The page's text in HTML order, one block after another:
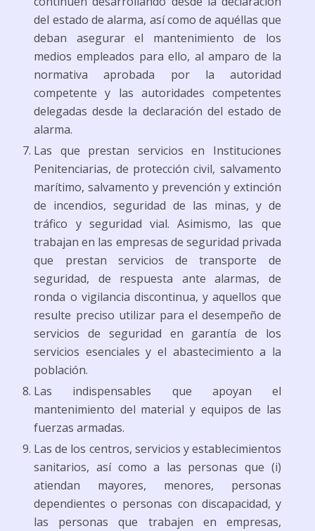
del estado de alarma, así como de aquéllas que
deban asegurar el mantenimiento de los
medios empleados para ello, al amparo de la
normativa aprobada por la autoridad
competente y las autoridades competentes
delegadas desde la declaración del estado de
alarma.
Las que prestan servicios en Instituciones
Penitenciarias, de protección civil, salvamento
marítimo, salvamento y prevención y extinción
de incendios, seguridad de las minas, y de
tráfico y seguridad vial. Asimismo, las que
trabajan en las empresas de seguridad privada
que prestan servicios de transporte de
seguridad, de respuesta ante alarmas, de
ronda o vigilancia discontinua, y aquellos que
resulte preciso utilizar para el desempeño de
servicios de seguridad en garantía de los
servicios esenciales y el abastecimiento a la
población.
Las indispensables que apoyan el
mantenimiento del material y equipos de las
fuerzas armadas.
Las de los centros, servicios y establecimientos
sanitarios, así como a las personas que (i)
atiendan mayores, menores, personas
dependientes o personas con discapacidad, y
las personas que trabajen en empresas,